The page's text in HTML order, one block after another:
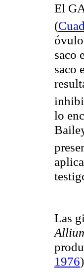
El
(
saco
saco
lo
Las
1976